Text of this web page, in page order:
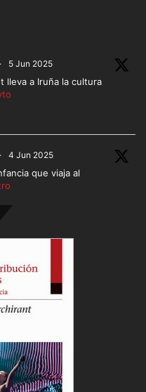
· 5 Jun 2025
lleva a Iruña la cultura
· 4 Jun 2025
que viaja al